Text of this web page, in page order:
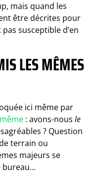
mais quand les
être décrites pour
pas susceptible d’en
LES MÊMES
ici même par
: avons-nous le
? Question
terrain ou
majeurs se
bureau…